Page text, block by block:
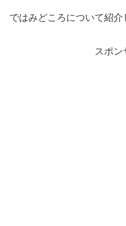
ではみどころについて紹介
スポン